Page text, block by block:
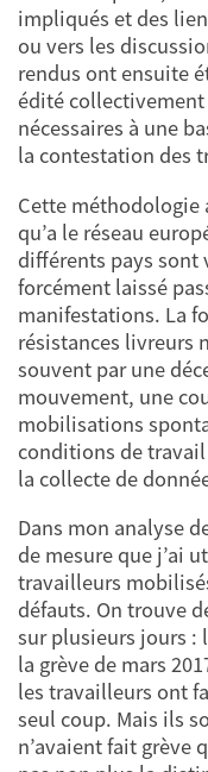
impliqués et des
ou vers les
rendus ont ensuite
édité
nécessaires à une
la contestation des
Cette méthodologie
qu’a le réseau
différents pays sont
forcément laissé
manifestations. La
résistances livreurs
souvent par une
mouvement, une
mobilisations
conditions de
la collecte de
Dans mon analyse
de mesure que j’ai
travailleurs
défauts. On trouve
sur plusieurs jours :
la grève de mars
les travailleurs ont
seul coup. Mais ils
n’avaient fait grève